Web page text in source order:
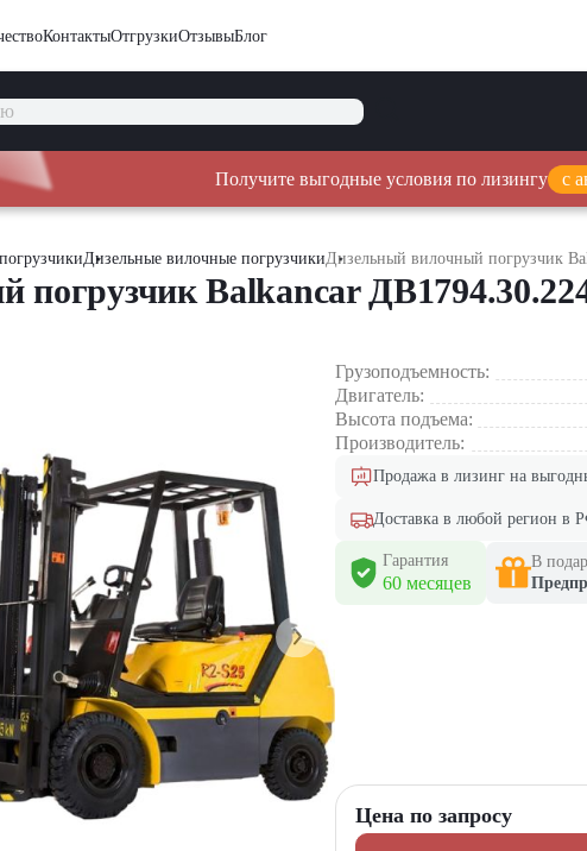
КонтактыОтгрузкиОтзывыБлог
Получите выгодные условия по лизингу с
Дизельные вилочные погрузчикиДизельный вилочный погрузчик
погрузчик Balkancar
Грузоподъемность:
Двигатель:
Высота подъема:
Производитель:
Продажа в лизинг на
Доставка в любой регион в
Гарантия
60 месяцев
В
Цена по запросу